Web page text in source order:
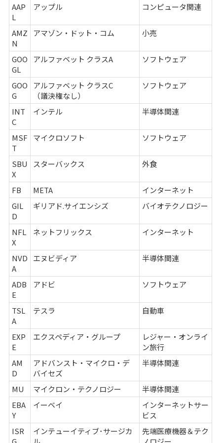
AAP
L
アップル コンピュータ関連
AMZ
N
アマゾン・ドット・コム 小売
GOO
GL
アルファベット クラスA ソフトウェア
GOO
G
アルファベット クラスC
（議決権なし）
ソフトウェア
INT
C
インテル 半導体関連
MSF
T
マイクロソフト ソフトウェア
SBU
X
スターバックス 外食
FB META
インターネット
GIL
D
ギリアド.サイエンシズ バイオテクノロジー
NFL
X
ネットフリックス インターネット
NVD
A
エヌビディア 半導体関連
ADB
E
アドビ ソフトウェア
TSL
A
テスラ 自動車
EXP
E
エクスペディア・グループ
レジャー・オンライ
ン旅行
AM
D
アドバンスト・マイクロ・デ
バイセズ
半導体関連
MU マイクロン・テクノロジー
半導体関連
EBA
Y
イーベイ
インターネットサー
ビス
ISR
インテューイティブ･サージカ
先端医療機器＆テク